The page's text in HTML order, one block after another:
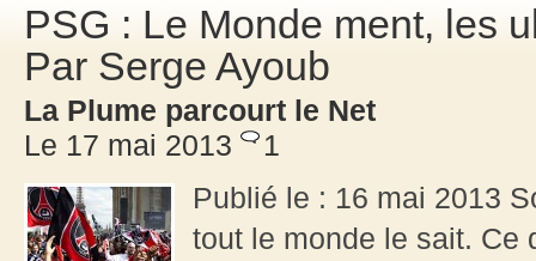
PSG : Le Monde ment, les
Par Serge Ayoub
La Plume parcourt le Net
Le 17 mai 2013
1
Publié le : 16 mai 2013
tout le monde le sait. Ce